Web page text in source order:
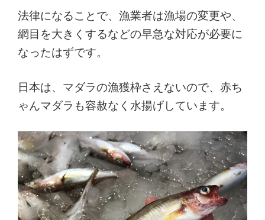
法律になることで、漁業者は漁場の変更や、
網目を大きくするなどの早急な対応が必要に
なったはずです。
日本は、マダラの漁獲枠さえないので、赤ち
ゃんマダラも容赦なく水揚げしています。